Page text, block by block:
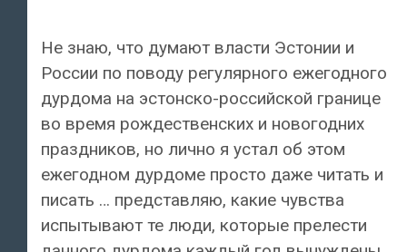
Не знаю, что думают власти Эстонии и
России по поводу регулярного ежегодного
дурдома на эстонско-российской границе
во время рождественских и новогодних
праздников, но лично я устал об этом
ежегодном дурдоме просто даже читать и
писать … представляю, какие чувства
испытывают те люди, которые прелести